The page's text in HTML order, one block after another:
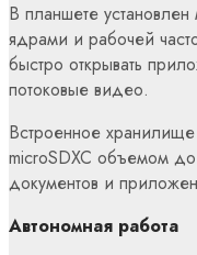
В планшете
ядрами и рабочей
быстро открывать
потоковые видео.
Встроенное
microSDXC объемом
документов и
Автономная работа